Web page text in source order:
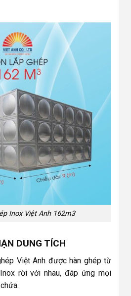
Inox Việt Anh 162m3
DUNG TÍCH
Việt Anh được hàn ghép từ
rời với nhau, đáp ứng mọi